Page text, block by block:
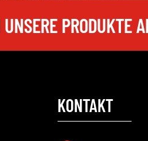
PRODUKTE
KONTAKT